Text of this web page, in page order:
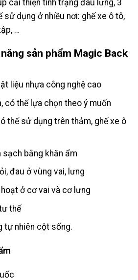
cải thiện tình trạng đau lưng, 3
dụng ở nhiều nơi: ghế xe ô tô,
…
sản phẩm Magic Back
liệu nhựa công nghệ cao
có thể lựa chọn theo ý muốn
thể sử dụng trên thảm, ghế xe ô
sạch bằng khăn ẩm
đau ở vùng vai, lưng
ở cơ vai và cơ lưng
thế
tự nhiên cột sống.